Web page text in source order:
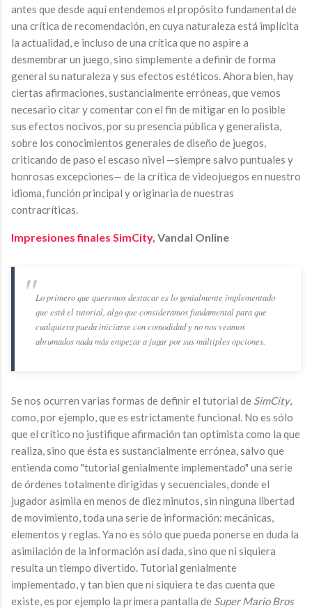
antes que desde aquí entendemos el propósito fundamental de
una crítica de recomendación, en cuya naturaleza está implícita
la actualidad, e incluso de una crítica que no aspire a
desmembrar un juego, sino simplemente a definir de forma
general su naturaleza y sus efectos estéticos. Ahora bien, hay
ciertas afirmaciones, sustancialmente erróneas, que vemos
necesario citar y comentar con el fin de mitigar en lo posible
sus efectos nocivos, por su presencia pública y generalista,
sobre los conocimientos generales de diseño de juegos,
criticando de paso el escaso nivel —siempre salvo puntuales y
honrosas excepciones— de la crítica de videojuegos en nuestro
idioma, función principal y originaria de nuestras
contracríticas.
Impresiones finales SimCity, Vandal Online
Lo primero que queremos destacar es lo genialmente implementado
que está el tutorial, algo que consideramos fundamental para que
cualquiera pueda iniciarse con comodidad y no nos veamos
abrumados nada más empezar a jugar por sus múltiples opciones.
Se nos ocurren varias formas de definir el tutorial de SimCity,
como, por ejemplo, que es estrictamente funcional. No es sólo
que el crítico no justifique afirmación tan optimista como la que
realiza, sino que ésta es sustancialmente errónea, salvo que
entienda como "tutorial genialmente implementado" una serie
de órdenes totalmente dirigidas y secuenciales, donde el
jugador asimila en menos de diez minutos, sin ninguna libertad
de movimiento, toda una serie de información: mecánicas,
elementos y reglas. Ya no es sólo que pueda ponerse en duda la
asimilación de la información así dada, sino que ni siquiera
resulta un tiempo divertido. Tutorial genialmente
implementado, y tan bien que ni siquiera te das cuenta que
existe, es por ejemplo la primera pantalla de Super Mario Bros